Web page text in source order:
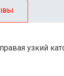
узкий